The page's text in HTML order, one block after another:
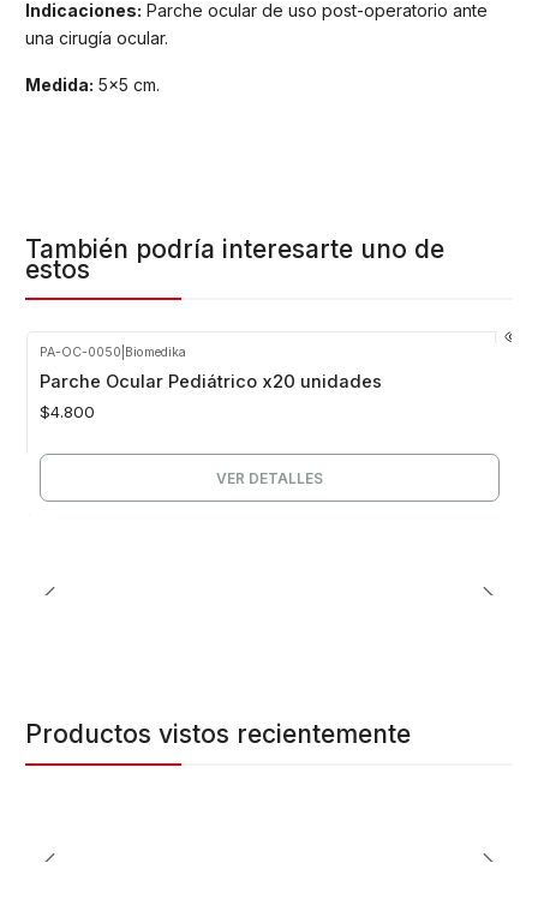
Indicaciones: Parche ocular de uso post-operatorio ante
una cirugía ocular.
Medida: 5x5 cm.
También podría interesarte uno de
estos
PA-OC-0050 Biomedika
Parche Ocular Pediátrico x20 unidades
$4.800
VER DETALLES
Productos vistos recientemente